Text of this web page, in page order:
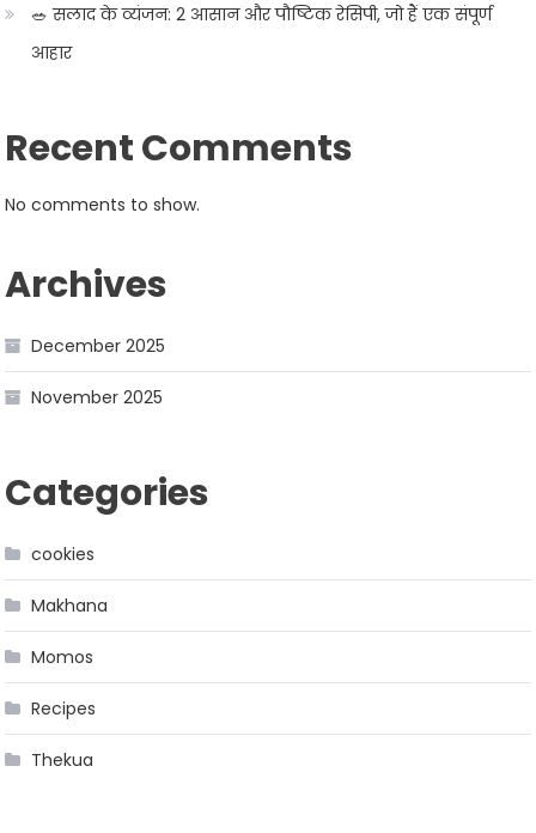
🥗 सलाद के व्यंजन: 2 आसान और पौष्टिक रेसिपी, जो हैं एक संपूर्ण
आहार
Recent Comments
No comments to show.
Archives
December 2025
November 2025
Categories
cookies
Makhana
Momos
Recipes
Thekua